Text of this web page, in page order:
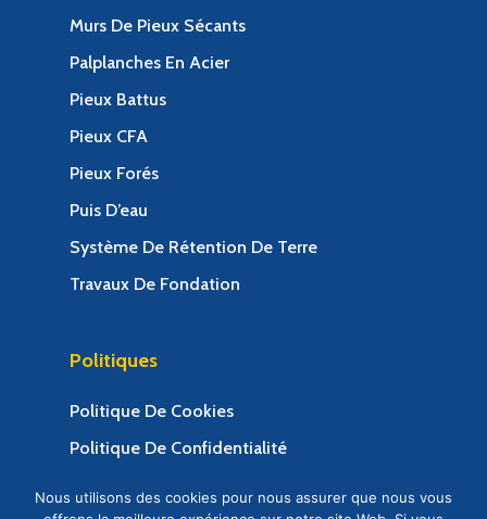
Murs De Pieux Sécants
Palplanches En Acier
Pieux Battus
Pieux CFA
Pieux Forés
Puis D’eau
Système De Rétention De Terre
Travaux De Fondation
Politiques
Politique De Cookies
Politique De Confidentialité
Nous utilisons des cookies pour nous assurer que nous vous